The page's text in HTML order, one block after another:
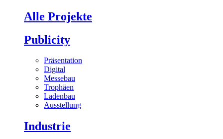
Alle Projekte
Publicity
Präsentation
Digital
Messebau
Trophäen
Ladenbau
Ausstellung
Industrie